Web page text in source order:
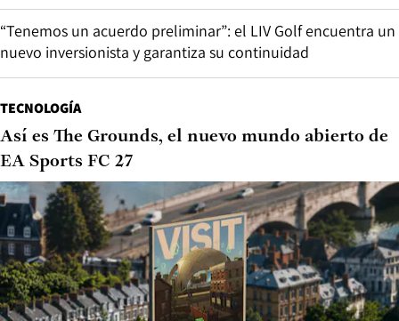
“Tenemos un acuerdo preliminar”: el LIV Golf encuentra un
nuevo inversionista y garantiza su continuidad
TECNOLOGÍA
Así es The Grounds, el nuevo mundo abierto de
EA Sports FC 27